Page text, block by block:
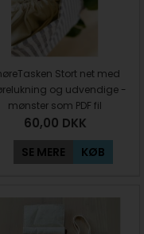
Stort net med
og udvendige -
mønster som PDF fil
60,00 DKK
SE MERE KØB